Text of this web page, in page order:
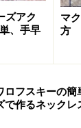
ズアク
、手早
マ
方
ロフスキーの
で作るネックレ